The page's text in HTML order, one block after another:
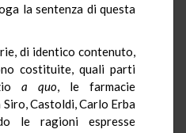
la sentenza di questa
di identico contenuto,
costituite, quali parti
a quo, le farmacie
Castoldi, Carlo Erba
le ragioni espresse